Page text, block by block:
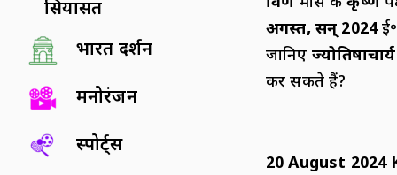
सियासत
भारत दर्शन
मनोरंजन
स्पोर्ट्स
अगस्त, सन् 2024
जानिए
कर सकते हैं?
20 August 2024